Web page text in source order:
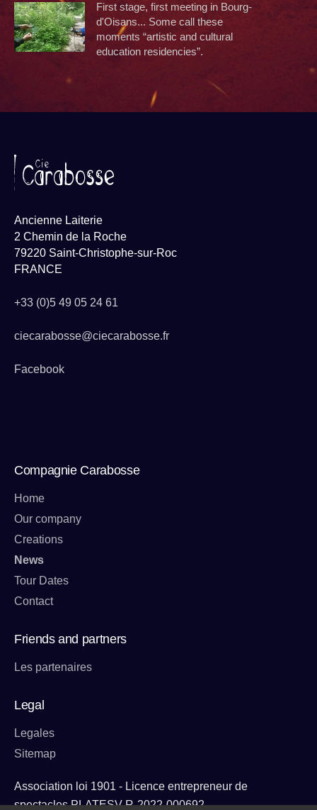
First stage, first meeting in Bourg-
d'Oisans... Some call these
moments “artistic and cultural
education residencies”.
Ancienne Laiterie
2 Chemin de la Roche
79220 Saint-Christophe-sur-Roc
FRANCE
+33 (0)5 49 05 24 61
ciecarabosse@ciecarabosse.fr
Facebook
Compagnie Carabosse
Home
Our company
Creations
News
Tour Dates
Contact
Friends and partners
Les partenaires
Legal
Legales
Sitemap
Association loi 1901 - Licence entrepreneur de
spectacles PLATESV-R-2022-000692